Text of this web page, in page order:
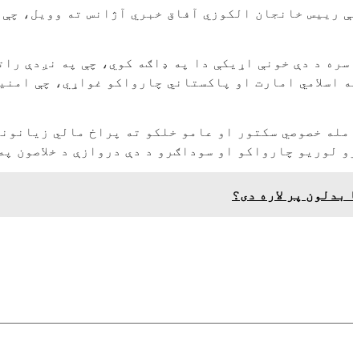
رییس خانجان الکوزي آفاق خبري آژانس ته وویل،
د دې خونې اړیکې دا په ډاګه کوي، چې په نږدې
اسلامي امارت او پاکستاني چارواکو غواړي، چې
خصوصي سکتور او عامو خلکو ته پراخ مالي
لوریو چارواکو او سوداګرو د دې دروازې د خلاصون
پر لاره دی؟